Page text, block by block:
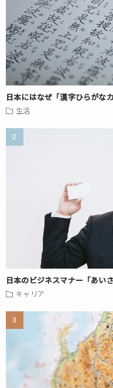
日本にはなぜ「漢字ひらがな
生活
日本のビジネスマナー「あいさ
キャリア